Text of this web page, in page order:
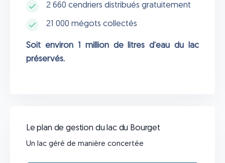
2 660 cendriers distribués gratuitement
21 000 mégots collectés
Soit environ 1 million de litres d’eau du lac
préservés.
Le plan de gestion du lac du Bourget
Un lac géré de manière concertée